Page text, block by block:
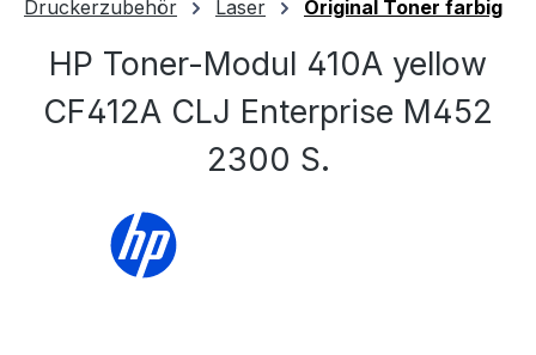
Druckerzubehör Laser Original Toner farbig
HP Toner-Modul 410A yellow
CF412A CLJ Enterprise M452
2300 S.